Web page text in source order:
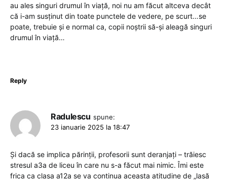
au ales singuri drumul în viață, noi nu am făcut altceva decât
că i-am susținut din toate punctele de vedere, pe scurt…se
poate, trebuie și e normal ca, copii noștrii să-și aleagă singuri
drumul în viață…
Reply
Radulescu spune:
23 ianuarie 2025 la 18:47
Și dacă se implica părinții, profesorii sunt deranjați – trăiesc
stresul a3a de liceu în care nu s-a făcut mai nimic. Îmi este
frica ca clasa a12a se va continua aceasta atitudine de „lasă